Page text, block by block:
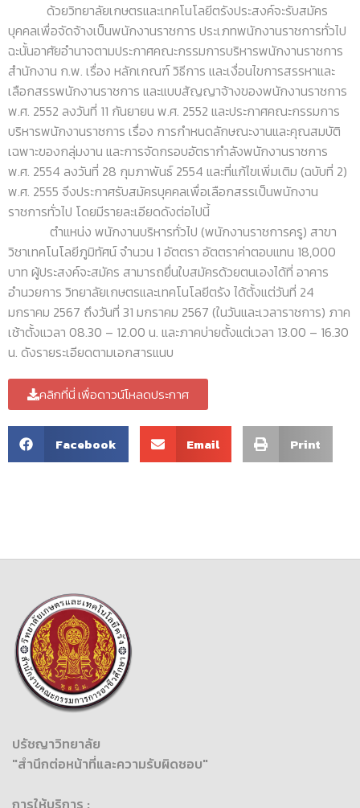
ด้วยวิทยาลัยเกษตรและเทคโนโลยีตรังประสงค์จะรับสมัคร
บุคคลเพื่อจัดจ้างเป็นพนักงานราชการ ประเภทพนักงานราชการทั่วไป
ฉะนั้นอาศัยอำนาจตามประกาศคณะกรรมการบริหารพนักงานราชการ
สำนักงาน ก.พ. เรื่อง หลักเกณฑ์ วิธีการ และเงื่อนไขการสรรหาและ
เลือกสรรพนักงานราชการ และแบบสัญญาจ้างของพนักงานราชการ
พ.ศ. 2552 ลงวันที่ 11 กันยายน พ.ศ. 2552 และประกาศคณะกรรมการ
บริหารพนักงานราชการ เรื่อง การกำหนดลักษณะงานและคุณสมบัติ
เฉพาะของกลุ่มงาน และการจัดกรอบอัตรากำลังพนักงานราชการ
พ.ศ. 2554 ลงวันที่ 28 กุมภาพันธ์ 2554 และที่แก้ไขเพิ่มเติม (ฉบับที่ 2)
พ.ศ. 2555 จึงประกาศรับสมัครบุคคลเพื่อเลือกสรรเป็นพนักงาน
ราชการทั่วไป โดยมีรายละเอียดดังต่อไปนี้
ตำแหน่ง พนักงานบริหารทั่วไป (พนักงานราชการครู) สาขา
วิชาเทคโนโลยีภูมิทัศน์ จำนวน 1 อัตตรา อัตตราค่าตอบแทน 18,000
บาท ผู้ประสงค์จะสมัคร สามารถยื่นใบสมัครด้วยตนเองได้ที่ อาคาร
อำนวยการ วิทยาลัยเกษตรและเทคโนโลยีตรัง ได้ตั้งแต่วันที่ 24
มกราคม 2567 ถึงวันที่ 31 มกราคม 2567 (ในวันและเวลาราชการ) ภาค
เช้าตั้งแวลา 08.30 – 12.00 น. และภาคบ่ายตั้งแต่เวลา 13.00 – 16.30
น. ดังรายระเอียดตามเอกสารแนบ
คลิกที่นี่ เพื่อดาวน์โหลดประกาศ
Facebook Email Print
ปรัชญาวิทยาลัย
"สำนึกต่อหน้าที่และความรับผิดชอบ"
การให้บริการ :